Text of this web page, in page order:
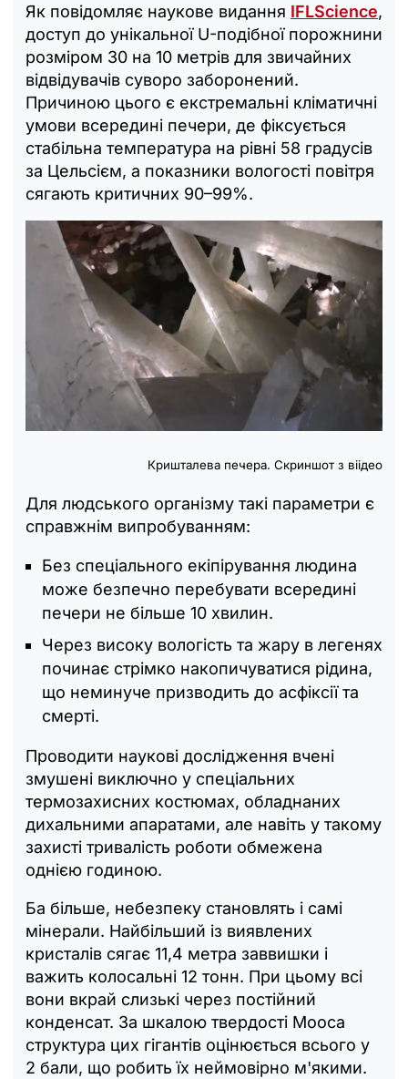
Як повідомляє наукове видання IFLScience,
доступ до унікальної U-подібної порожнини
розміром 30 на 10 метрів для звичайних
відвідувачів суворо заборонений.
Причиною цього є екстремальні кліматичні
умови всередині печери, де фіксується
стабільна температура на рівні 58 градусів
за Цельсієм, а показники вологості повітря
сягають критичних 90–99%.
Кришталева печера. Скриншот з віідео
Для людського організму такі параметри є
справжнім випробуванням:
Без спеціального екіпірування людина
може безпечно перебувати всередині
печери не більше 10 хвилин.
Через високу вологість та жару в легенях
починає стрімко накопичуватися рідина,
що неминуче призводить до асфіксії та
смерті.
Проводити наукові дослідження вчені
змушені виключно у спеціальних
термозахисних костюмах, обладнаних
дихальними апаратами, але навіть у такому
захисті тривалість роботи обмежена
однією годиною.
Ба більше, небезпеку становлять і самі
мінерали. Найбільший із виявлених
кристалів сягає 11,4 метра заввишки і
важить колосальні 12 тонн. При цьому всі
вони вкрай слизькі через постійний
конденсат. За шкалою твердості Мооса
структура цих гігантів оцінюється всього у
2 бали, що робить їх неймовірно м'якими.